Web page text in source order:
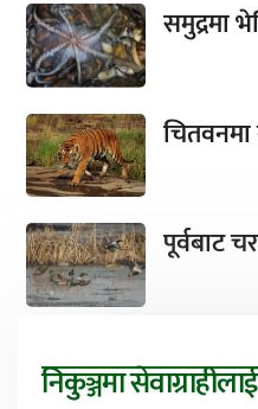
समुद्रमा
पूर्वबाट
निकुञ्जमा